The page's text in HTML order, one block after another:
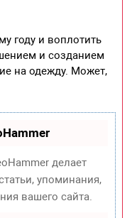
году и воплотить
и созданием
на одежду. Может,
делает
упоминания,
вашего сайта.